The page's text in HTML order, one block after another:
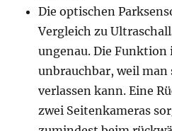
Die optischen
Vergleich zu
ungenau. Die
unbrauchbar, weil man
verlassen kann. Eine
zwei Seitenkameras